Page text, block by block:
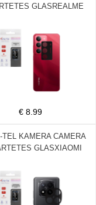
GLASREALME
CURVED BLACK
€ 8.99
TEL KAMERA CAMERA
GLASXIAOMI
9H 0.25mm 3D CURVED
BLACK